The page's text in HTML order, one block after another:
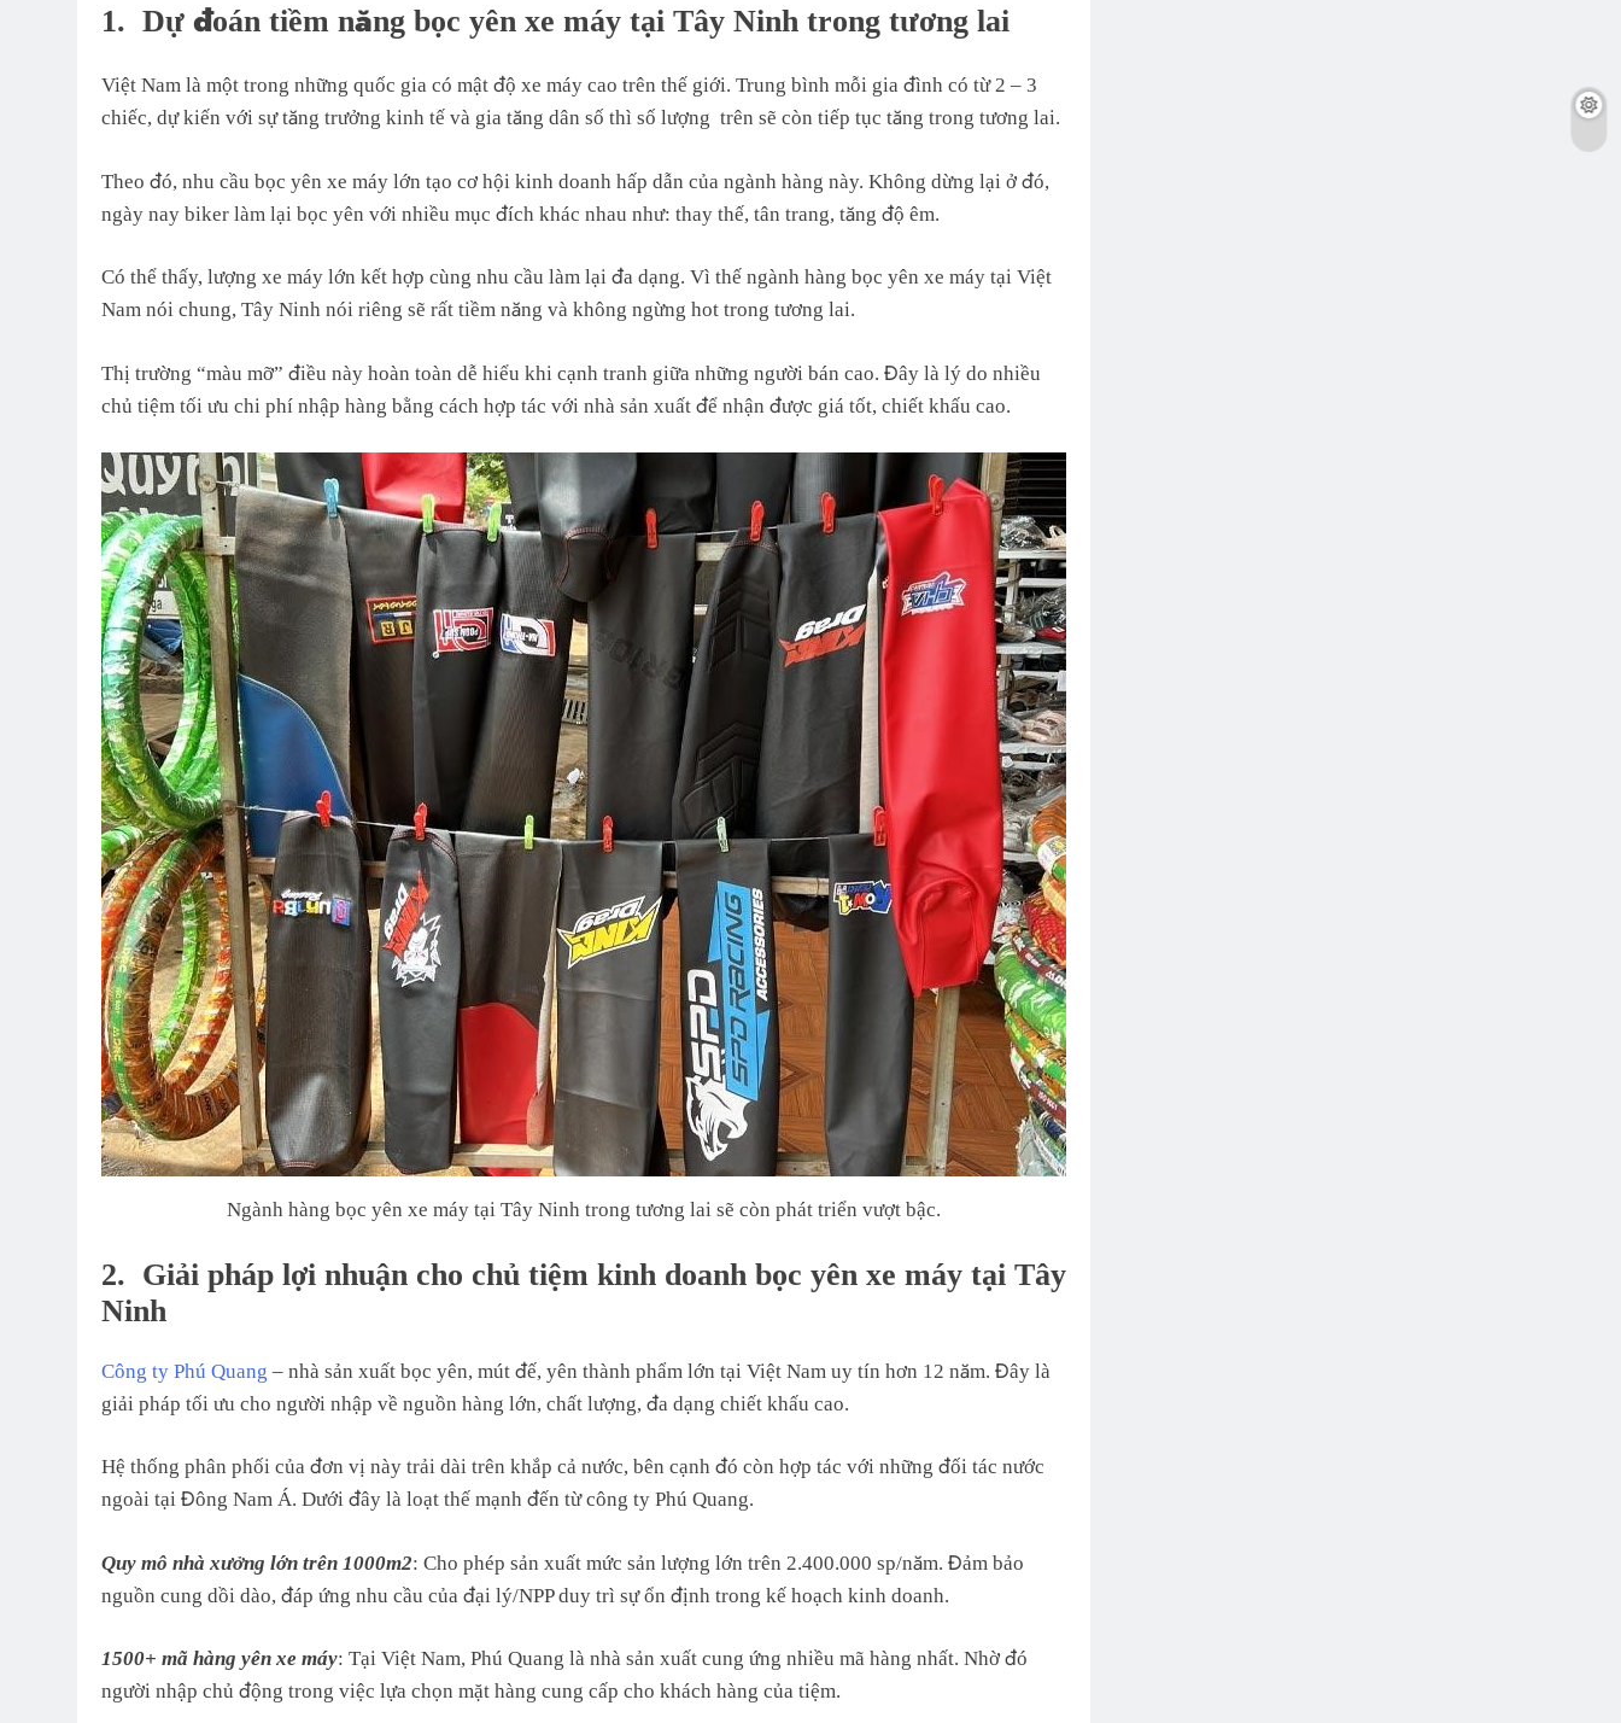
1. Dự đoán tiềm năng bọc yên xe máy tại Tây Ninh trong tương lai
Việt Nam là một trong những quốc gia có mật độ xe máy cao trên thế giới. Trung bình mỗi gia đình có từ 2 – 3
chiếc, dự kiến với sự tăng trưởng kinh tế và gia tăng dân số thì số lượng trên sẽ còn tiếp tục tăng trong tương lai.
Theo đó, nhu cầu bọc yên xe máy lớn tạo cơ hội kinh doanh hấp dẫn của ngành hàng này. Không dừng lại ở đó,
ngày nay biker làm lại bọc yên với nhiều mục đích khác nhau như: thay thế, tân trang, tăng độ êm.
Có thể thấy, lượng xe máy lớn kết hợp cùng nhu cầu làm lại đa dạng. Vì thế ngành hàng bọc yên xe máy tại Việt
Nam nói chung, Tây Ninh nói riêng sẽ rất tiềm năng và không ngừng hot trong tương lai.
Thị trường “màu mỡ” điều này hoàn toàn dễ hiểu khi cạnh tranh giữa những người bán cao. Đây là lý do nhiều
chủ tiệm tối ưu chi phí nhập hàng bằng cách hợp tác với nhà sản xuất để nhận được giá tốt, chiết khấu cao.
Ngành hàng bọc yên xe máy tại Tây Ninh trong tương lai sẽ còn phát triển vượt bậc.
2. Giải pháp lợi nhuận cho chủ tiệm kinh doanh bọc yên xe máy tại Tây
Ninh
Công ty Phú Quang – nhà sản xuất bọc yên, mút đế, yên thành phẩm lớn tại Việt Nam uy tín hơn 12 năm. Đây là
giải pháp tối ưu cho người nhập về nguồn hàng lớn, chất lượng, đa dạng chiết khấu cao.
Hệ thống phân phối của đơn vị này trải dài trên khắp cả nước, bên cạnh đó còn hợp tác với những đối tác nước
ngoài tại Đông Nam Á. Dưới đây là loạt thế mạnh đến từ công ty Phú Quang.
Quy mô nhà xưởng lớn trên 1000m2: Cho phép sản xuất mức sản lượng lớn trên 2.400.000 sp/năm. Đảm bảo
nguồn cung dồi dào, đáp ứng nhu cầu của đại lý/NPP duy trì sự ổn định trong kế hoạch kinh doanh.
1500+ mã hàng yên xe máy: Tại Việt Nam, Phú Quang là nhà sản xuất cung ứng nhiều mã hàng nhất. Nhờ đó
người nhập chủ động trong việc lựa chọn mặt hàng cung cấp cho khách hàng của tiệm.